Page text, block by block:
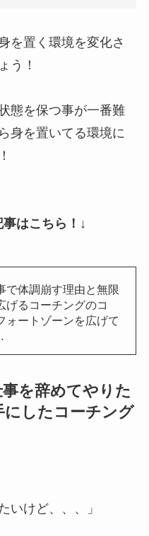
を置く環境を変化さ
う！
態を保つ事が一番難
身を置いてる環境に
はこちら！↓
で体調崩す理由と無限
げるコーチングのコ
ォートゾーンを広げて
を辞めてやりた
にしたコーチング
いけど、、、」